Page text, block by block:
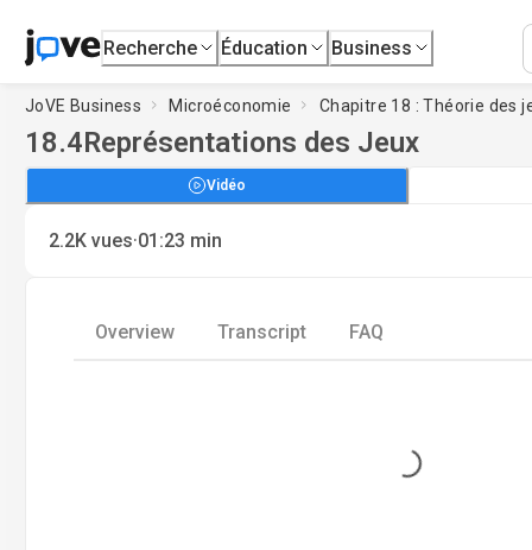
Recherche Éducation Business
JoVE Business Microéconomie Chapitre 18 : Théorie des
18.4Représentations des Jeux
Vidéo
2.2K vues·01:23 min
Overview Transcript FAQ
Loading...